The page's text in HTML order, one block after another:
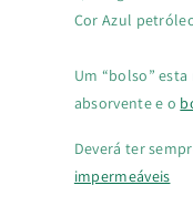
Cor Azul
Um “bolso”
absorvente e o
Deverá ter
impermeáveis